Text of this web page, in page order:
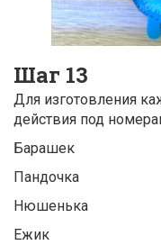
Шаг 13
Для изготовления
действия под
Барашек
Пандочка
Нюшенька
Ежик